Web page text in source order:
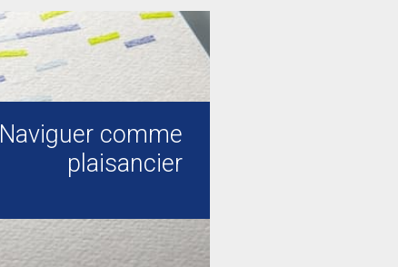
Naviguer comme
plaisancier